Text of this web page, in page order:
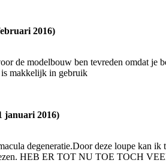
2016)
de modelbouw ben tevreden omdat je
makkelijk in gebruik
januari 2016)
degeneratie.Door deze loupe kan ik
HEB ER TOT NU TOE TOCH